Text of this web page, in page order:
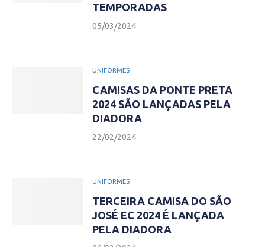
TEMPORADAS
05/03/2024
UNIFORMES
CAMISAS DA PONTE PRETA
2024 SÃO LANÇADAS PELA
DIADORA
22/02/2024
UNIFORMES
TERCEIRA CAMISA DO SÃO
JOSÉ EC 2024 É LANÇADA
PELA DIADORA